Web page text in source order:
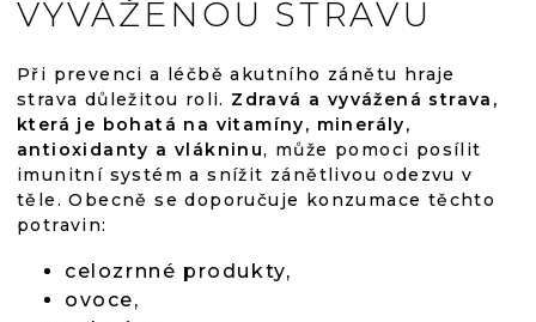
VYVÁŽENOU STRAVU
Při prevenci a léčbě akutního zánětu hraje
strava důležitou roli. Zdravá a vyvážená strava,
která je bohatá na vitamíny, minerály,
antioxidanty a vlákninu, může pomoci posílit
imunitní systém a snížit zánětlivou odezvu v
těle. Obecně se doporučuje konzumace těchto
potravin:
celozrnné produkty,
ovoce,